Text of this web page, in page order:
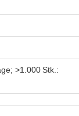
>1.000 Stk.: